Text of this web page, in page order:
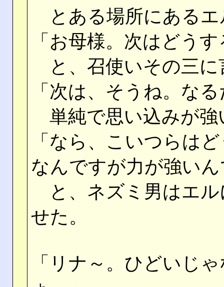
とある場所にあるエ
「お母様。次はどう
と、召使いその三に
「次は、そうね。な
単純で思い込みが強
「なら、こいつらは
なんですが力が強い
と、ネズミ男はエル
せた。
「リナ～。ひどいじ